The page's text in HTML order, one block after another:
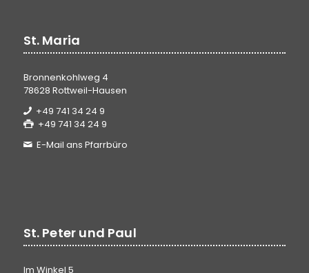
St. Maria
Bronnenkohlweg 4
78628 Rottweil-Hausen
+49 741 34 24 9
+49 741 34 24 9
E-Mail ans Pfarrbüro
St. Peter und Paul
Im Winkel 5